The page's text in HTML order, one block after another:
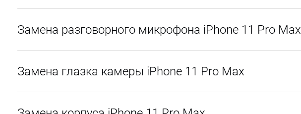
Замена разговорного микрофона iPhone 11 Pro Max
Замена глазка камеры iPhone 11 Pro Max